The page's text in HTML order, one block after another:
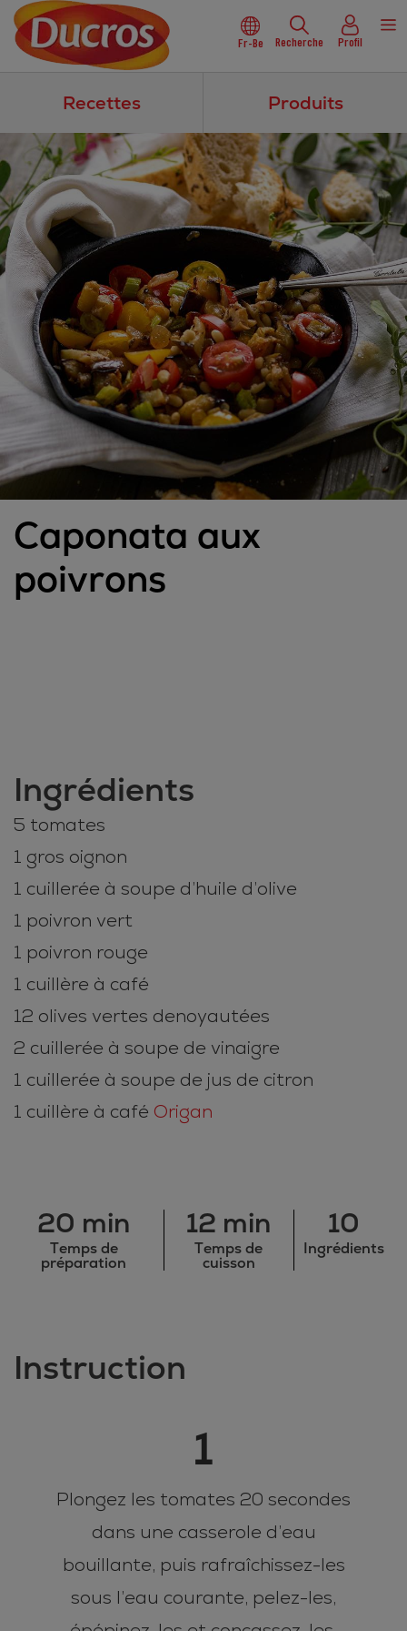
Fr-Be Recherche Profil
Recettes Produits
Caponata aux
poivrons
Ingrédients
5 tomates
1 gros oignon
1 cuillerée à soupe d’huile d’olive
1 poivron vert
1 poivron rouge
1 cuillère à café
12 olives vertes denoyautées
2 cuillerée à soupe de vinaigre
1 cuillerée à soupe de jus de citron
1 cuillère à café Origan
20 min
Temps de
préparation
12 min
Temps de
cuisson
10
Ingrédients
Instruction
1
Plongez les tomates 20 secondes
dans une casserole d’eau
bouillante, puis rafraîchissez-les
sous l’eau courante, pelez-les,